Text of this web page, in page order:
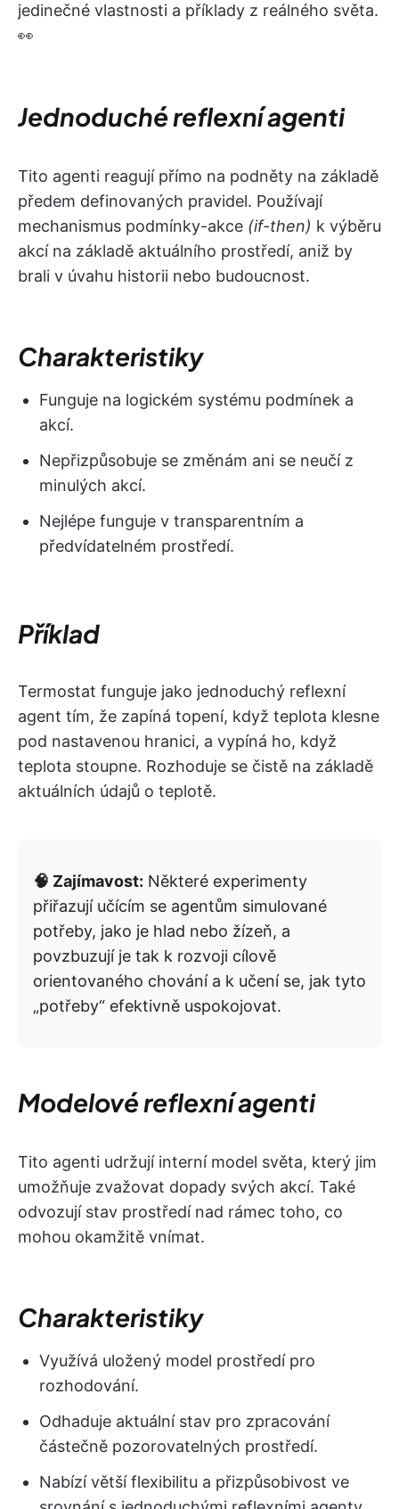
jedinečné vlastnosti a příklady z reálného světa.
👀
Jednoduché reflexní agenti
Tito agenti reagují přímo na podněty na základě
předem definovaných pravidel. Používají
mechanismus podmínky-akce (if-then) k výběru
akcí na základě aktuálního prostředí, aniž by
brali v úvahu historii nebo budoucnost.
Charakteristiky
Funguje na logickém systému podmínek a
akcí.
Nepřizpůsobuje se změnám ani se neučí z
minulých akcí.
Nejlépe funguje v transparentním a
předvídatelném prostředí.
Příklad
Termostat funguje jako jednoduchý reflexní
agent tím, že zapíná topení, když teplota klesne
pod nastavenou hranici, a vypíná ho, když
teplota stoupne. Rozhoduje se čistě na základě
aktuálních údajů o teplotě.
🧠 Zajímavost: Některé experimenty
přiřazují učícím se agentům simulované
potřeby, jako je hlad nebo žízeň, a
povzbuzují je tak k rozvoji cílově
orientovaného chování a k učení se, jak tyto
„potřeby“ efektivně uspokojovat.
Modelové reflexní agenti
Tito agenti udržují interní model světa, který jim
umožňuje zvažovat dopady svých akcí. Také
odvozují stav prostředí nad rámec toho, co
mohou okamžitě vnímat.
Charakteristiky
Využívá uložený model prostředí pro
rozhodování.
Odhaduje aktuální stav pro zpracování
částečně pozorovatelných prostředí.
Nabízí větší flexibilitu a přizpůsobivost ve